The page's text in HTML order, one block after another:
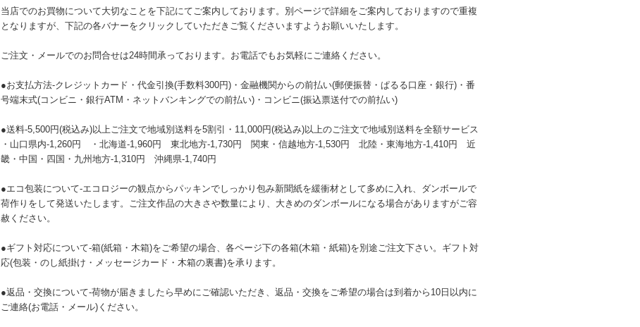
当店でのお買物について大切なことを下記にてご案内しております。別ページで詳細をご案内しておりますので重複
となりますが、下記の各バナーをクリックしていただきご覧くださいますようお願いいたします。
ご注文・メールでのお問合せは24時間承っております。お電話でもお気軽にご連絡ください。
●お支払方法-クレジットカード・代金引換(手数料300円)・金融機関からの前払い(郵便振替・ぱるる口座・銀行)・番
号端末式(コンビニ・銀行ATM・ネットバンキングでの前払い)・コンビニ(振込票送付での前払い)
●送料-5,500円(税込み)以上ご注文で地域別送料を5割引・11,000円(税込み)以上のご注文で地域別送料を全額サービス
・山口県内-1,260円 ・北海道-1,960円 東北地方-1,730円 関東・信越地方-1,530円 北陸・東海地方-1,410円 近
畿・中国・四国・九州地方-1,310円 沖縄県-1,740円
●エコ包装について-エコロジーの観点からパッキンでしっかり包み新聞紙を緩衝材として多めに入れ、ダンボールで
荷作りをして発送いたします。ご注文作品の大きさや数量により、大きめのダンボールになる場合がありますがご容
赦ください。
●ギフト対応について-箱(紙箱・木箱)をご希望の場合、各ページ下の各箱(木箱・紙箱)を別途ご注文下さい。ギフト対
応(包装・のし紙掛け・メッセージカード・木箱の裏書)を承ります。
●返品・交換について-荷物が届きましたら早めにご確認いただき、返品・交換をご希望の場合は到着から10日以内に
ご連絡(お電話・メール)ください。